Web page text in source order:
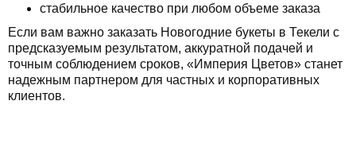
стабильное качество при любом объеме заказа
Если вам важно заказать Новогодние букеты в Текели с
предсказуемым результатом, аккуратной подачей и
точным соблюдением сроков, «Империя Цветов» станет
надежным партнером для частных и корпоративных
клиентов.